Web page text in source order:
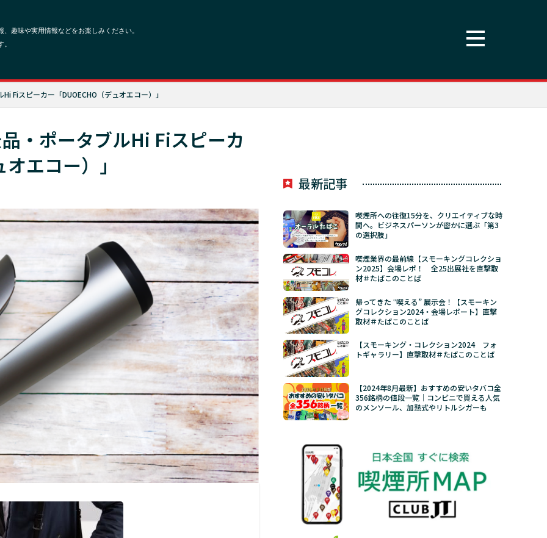
Fiスピーカー「DUOECHO（デュオエコー）」
・ポータブルHi Fiスピーカ
エコー）」
最新記事
喫煙所への往復15分を、クリエイティブな時
間へ。ビジネスパーソンが密かに選ぶ「第3
の選択肢」
喫煙業界の最前線【スモーキングコレクショ
ン2025】会場レポ！ 全25出展社を直撃取
材＃たばこのことば
帰ってきた ‟喫える” 展示会！【スモーキン
グコレクション2024・会場レポート】直撃
取材＃たばこのことば
【スモーキング・コレクション2024 フォ
トギャラリー】直撃取材＃たばこのことば
【2024年8月最新】おすすめの安いタバコ全
356銘柄の値段一覧｜コンビニで買える人気
のメンソール、加熱式やリトルシガーも